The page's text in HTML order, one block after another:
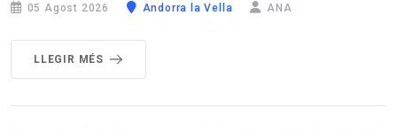
05 Agost 2026 Andorra la Vella ANA
LLEGIR MÉS